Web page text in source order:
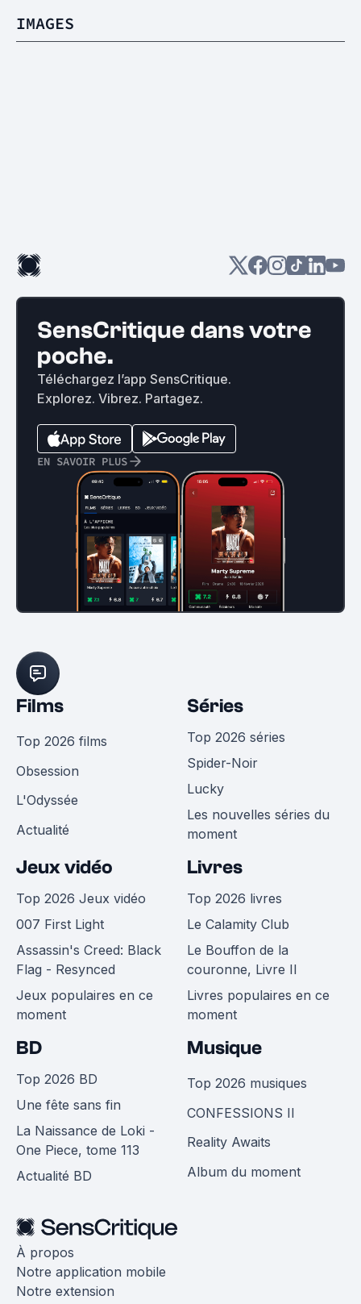
IMAGES
SensCritique dans votre
poche.
Téléchargez l’app SensCritique.
Explorez. Vibrez. Partagez.
EN SAVOIR PLUS
Films
Top 2026 films
Obsession
L'Odyssée
Actualité
Séries
Top 2026 séries
Spider-Noir
Lucky
Les nouvelles séries du
moment
Jeux vidéo
Top 2026 Jeux vidéo
007 First Light
Assassin's Creed: Black
Flag - Resynced
Jeux populaires en ce
moment
Livres
Top 2026 livres
Le Calamity Club
Le Bouffon de la
couronne, Livre II
Livres populaires en ce
moment
BD
Top 2026 BD
Une fête sans fin
La Naissance de Loki -
One Piece, tome 113
Actualité BD
Musique
Top 2026 musiques
CONFESSIONS II
Reality Awaits
Album du moment
À propos
Notre application mobile
Notre extension